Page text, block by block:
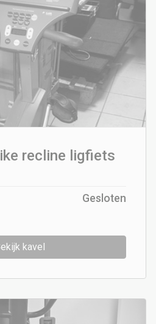
recline ligfiets
Gesloten
kavel